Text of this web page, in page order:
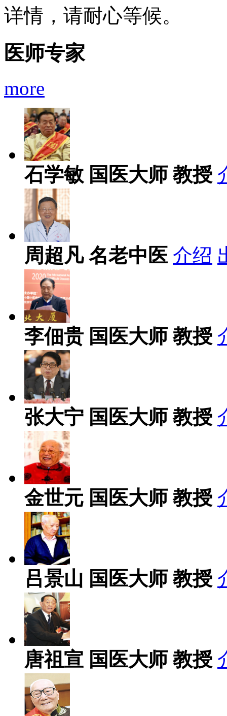
详情，请耐心等候。
医师专家
more
石学敏 国医大师 教授
周超凡 名老中医 介绍
李佃贵 国医大师 教授
张大宁 国医大师 教授
金世元 国医大师 教授
吕景山 国医大师 教授
唐祖宣 国医大师 教授